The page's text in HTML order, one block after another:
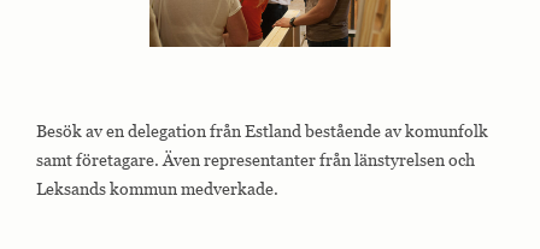
Besök av en delegation från Estland bestående av komunfolk
samt företagare. Även representanter från länstyrelsen och
Leksands kommun medverkade.